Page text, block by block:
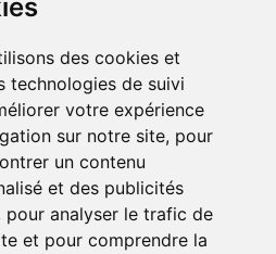
des cookies et
technologies de suivi
votre expérience
sur notre site, pour
un contenu
et des publicités
pour analyser le trafic de
et pour comprendre la